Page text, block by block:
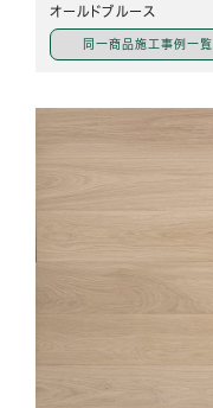
オールドブルース
同一商品施工事例一覧